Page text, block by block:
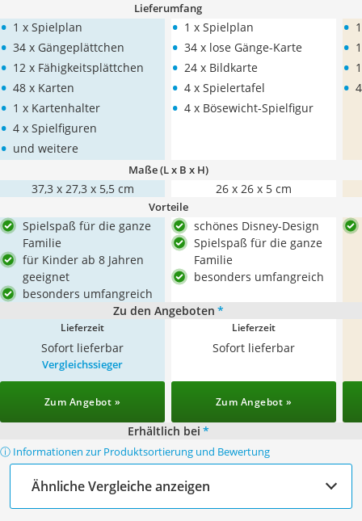
Lieferumfang
• 1 x Spielplan
• 34 x Gängeplättchen
• 12 x Fähigkeitsplättchen
• 48 x Karten
• 1 x Kartenhalter
• 4 x Spielfiguren
• und weitere
• 1 x Spielplan
• 34 x lose Gänge-Karte
• 24 x Bildkarte
• 4 x Spielertafel
• 4 x Bösewicht-Spielfigur
•
•
•
•
Maße (L x B x H)
37,3 x 27,3 x 5,5 cm 26 x 26 x 5 cm
Vorteile
Spielspaß für die ganze
Familie
für Kinder ab 8 Jahren
geeignet
besonders umfangreich
schönes Disney-Design
Spielspaß für die ganze
Familie
besonders umfangreich
Zu den Angeboten *
Lieferzeit
Sofort lieferbar
Lieferzeit
Sofort lieferbar
Vergleichssieger
Zum Angebot » Zum Angebot »
Erhältlich bei *
ⓘ Informationen zur Produktsortierung und Bewertung
Ähnliche Vergleiche anzeigen